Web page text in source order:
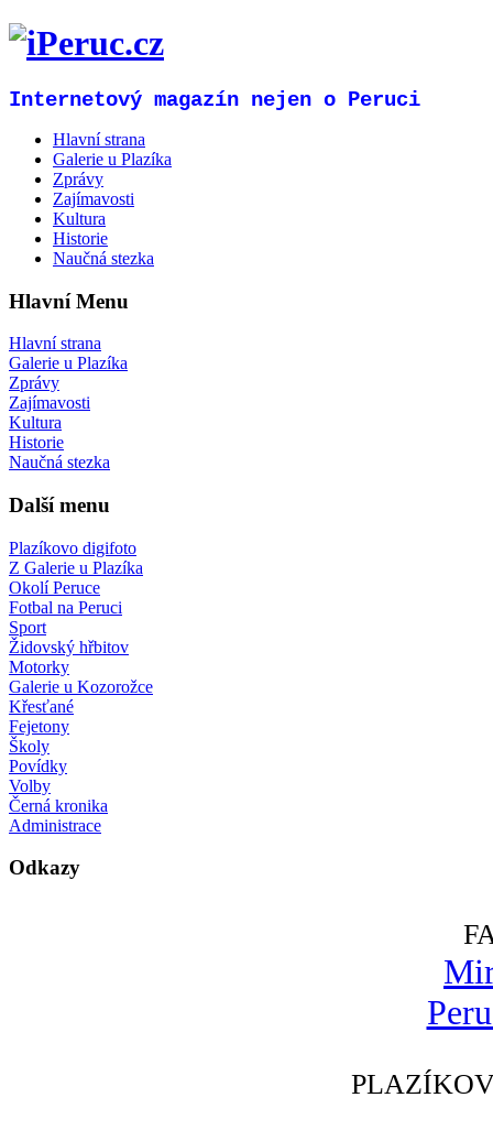
Internetový magazín nejen o Peruci
Hlavní strana
Galerie u Plazíka
Zprávy
Zajímavosti
Kultura
Historie
Naučná stezka
Hlavní Menu
Hlavní strana
Galerie u Plazíka
Zprávy
Zajímavosti
Kultura
Historie
Naučná stezka
Další menu
Plazíkovo digifoto
Z Galerie u Plazíka
Okolí Peruce
Fotbal na Peruci
Sport
Židovský hřbitov
Motorky
Galerie u Kozorožce
Křesťané
Fejetony
Školy
Povídky
Volby
Černá kronika
Administrace
Odkazy